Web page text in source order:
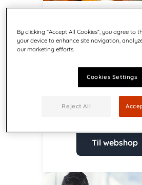
Hurtig bestilling
frankeringsblæk
at afgive din ordre på
etiketter eller andre
Til webshop
By clicking “Accept All Cookies”, you agree to
your device to enhance site navigation,
our marketing efforts.
Cookies Settings
Reject All